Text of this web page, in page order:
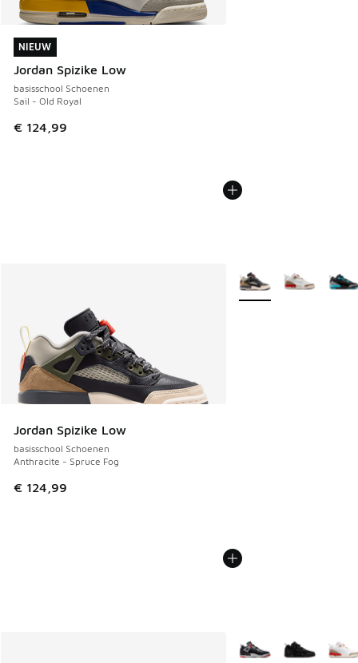
NIEUW
Jordan Spizike Low
basisschool Schoenen
Sail - Old Royal
€ 124,99
NIEUW
Jordan Spizike Low
basisschool Schoenen
Anthracite - Spruce Fog
€ 124,99
Meer kleuren
Meer kleuren